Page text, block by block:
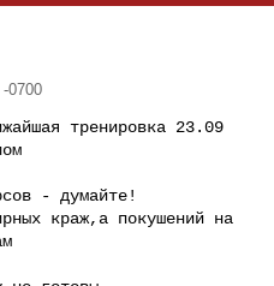
0700
- думайте!
краж,а покушений на